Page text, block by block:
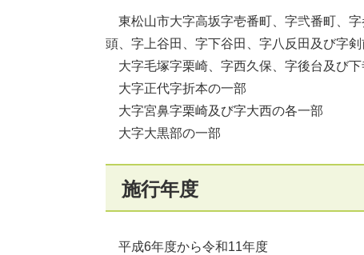
東松山市大字高坂字壱番町、字弐番町、
頭、字上谷田、字下谷田、字八反田及び字
大字毛塚字栗崎、字西久保、字後台及び下
大字正代字折本の一部
大字宮鼻字栗崎及び字大西の各一部
大字大黒部の一部
施行年度
平成6年度から令和11年度